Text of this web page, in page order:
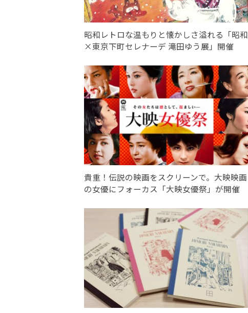
昭和レトロな温もりと懐かしさ溢れる「昭和
×東京下町セレナーデ 滝田ゆう展」開催
貴重！伝説の映画をスクリーンで。大映映画
の女優にフォーカス「大映女優祭」が開催